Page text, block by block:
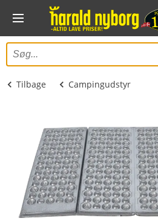
Tilbage Campingudstyr